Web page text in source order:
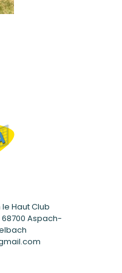
Haut Club
Aspach-